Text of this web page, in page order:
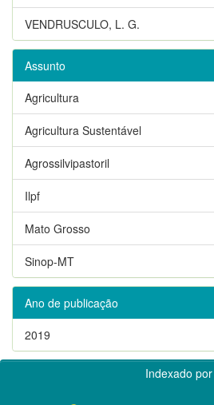
VENDRUSCULO, L. G.
Assunto
Agricultura
Agricultura Sustentável
Agrossilvipastoril
Ilpf
Mato Grosso
Sinop-MT
Ano de publicação
2019
Indexado por